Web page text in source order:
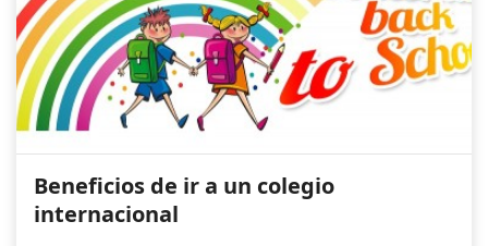
Beneficios de ir a un colegio
internacional